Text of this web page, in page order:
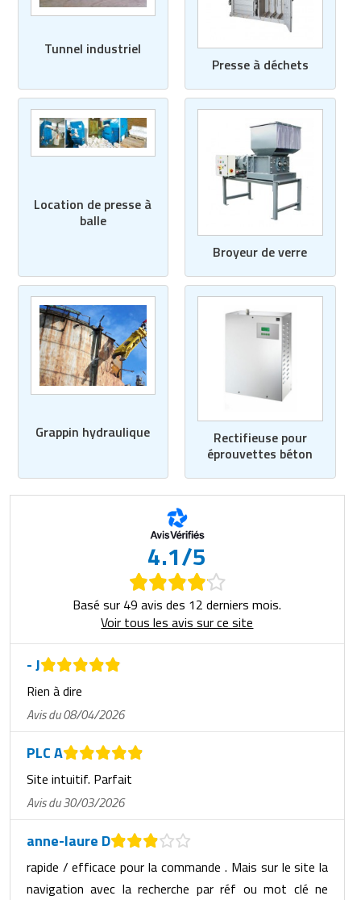
Tunnel industriel
Presse à déchets
Location de presse à
balle
Broyeur de verre
Grappin hydraulique
Rectifieuse pour
éprouvettes béton
4.1/5
Basé sur 49 avis des 12 derniers mois.
Voir tous les avis sur ce site
- J
Rien à dire
Avis du 08/04/2026
PLC A
Site intuitif. Parfait
Avis du 30/03/2026
anne-laure D
rapide / efficace pour la commande . Mais sur le site la
navigation avec la recherche par réf ou mot clé ne